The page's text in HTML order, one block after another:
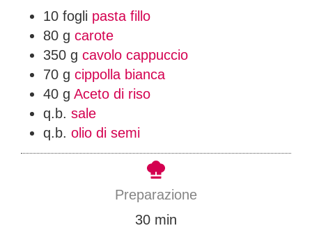
10 fogli pasta fillo
80 g carote
350 g cavolo cappuccio
70 g cippolla bianca
40 g Aceto di riso
q.b. sale
q.b. olio di semi
Preparazione
30mmin